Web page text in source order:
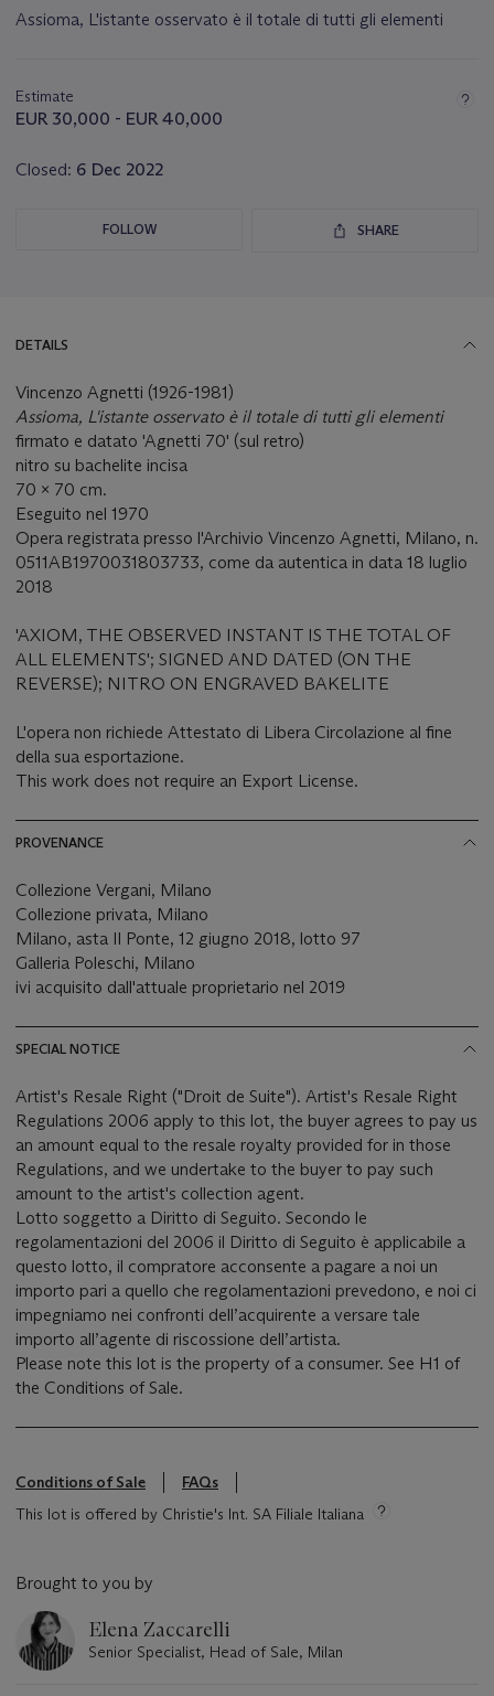
Assioma, L'istante osservato è il totale di tutti gli elementi
about
this
Estimate
EUR 30,000 - EUR 40,000
Closed: 6 Dec 2022
FOLLOW SHARE
DETAILS
Vincenzo Agnetti (1926-1981)
Assioma, L'istante osservato è il totale di tutti gli elementi
firmato e datato 'Agnetti 70' (sul retro)
nitro su bachelite incisa
70 x 70 cm.
Eseguito nel 1970
Opera registrata presso l'Archivio Vincenzo Agnetti, Milano, n.
0511AB1970031803733, come da autentica in data 18 luglio
2018
'AXIOM, THE OBSERVED INSTANT IS THE TOTAL OF
ALL ELEMENTS'; SIGNED AND DATED (ON THE
REVERSE); NITRO ON ENGRAVED BAKELITE
L'opera non richiede Attestato di Libera Circolazione al fine
della sua esportazione.
This work does not require an Export License.
PROVENANCE
Collezione Vergani, Milano
Collezione privata, Milano
Milano, asta Il Ponte, 12 giugno 2018, lotto 97
Galleria Poleschi, Milano
ivi acquisito dall'attuale proprietario nel 2019
SPECIAL NOTICE
Artist's Resale Right ("Droit de Suite"). Artist's Resale Right
Regulations 2006 apply to this lot, the buyer agrees to pay us
an amount equal to the resale royalty provided for in those
Regulations, and we undertake to the buyer to pay such
amount to the artist's collection agent.
Lotto soggetto a Diritto di Seguito. Secondo le
regolamentazioni del 2006 il Diritto di Seguito è applicabile a
questo lotto, il compratore acconsente a pagare a noi un
importo pari a quello che regolamentazioni prevedono, e noi ci
impegniamo nei confronti dell’acquirente a versare tale
importo all’agente di riscossione dell’artista.
Please note this lot is the property of a consumer. See H1 of
the Conditions of Sale.
Conditions of Sale
FAQs
This lot is offered by Christie's Int. SA Filiale Italiana
Brought to you by
Elena Zaccarelli
Senior Specialist, Head of Sale, Milan